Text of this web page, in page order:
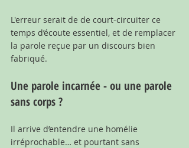
L'erreur serait de de court-circuiter ce
temps d’écoute essentiel, et de remplacer
la parole reçue par un discours bien
fabriqué.
Une parole incarnée - ou une parole
sans corps ?
Il arrive d’entendre une homélie
irréprochable… et pourtant sans